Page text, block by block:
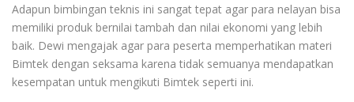
Adapun bimbingan teknis ini sangat tepat agar para nelayan bisa
memiliki produk bernilai tambah dan nilai ekonomi yang lebih
baik. Dewi mengajak agar para peserta memperhatikan materi
Bimtek dengan seksama karena tidak semuanya mendapatkan
kesempatan untuk mengikuti Bimtek seperti ini.